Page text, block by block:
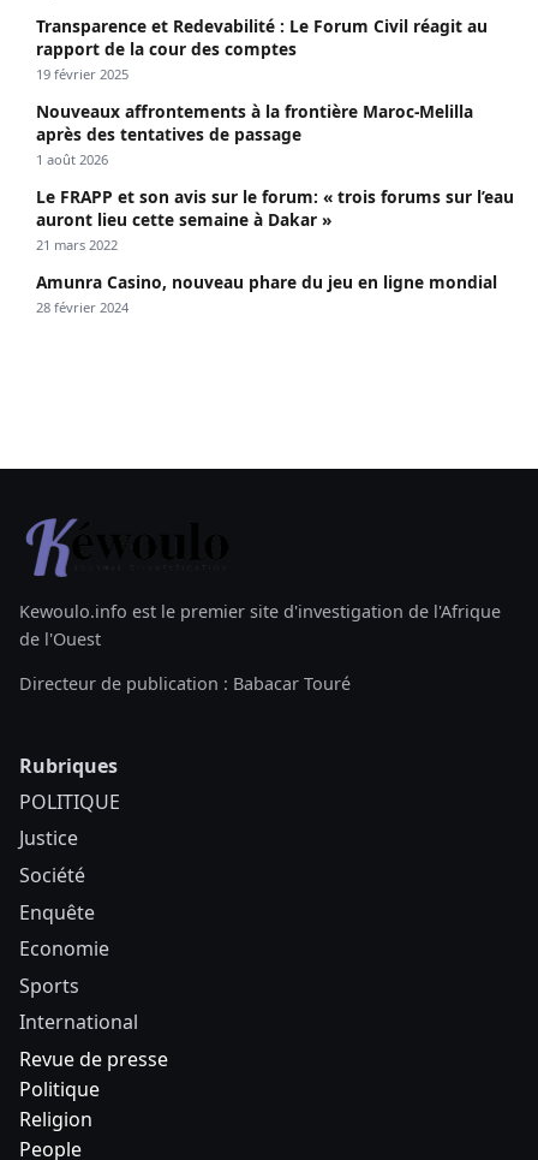
Transparence et Redevabilité : Le Forum Civil réagit au
rapport de la cour des comptes
19 février 2025
Nouveaux affrontements à la frontière Maroc-Melilla
après des tentatives de passage
1 août 2026
Le FRAPP et son avis sur le forum: « trois forums sur l’eau
auront lieu cette semaine à Dakar »
21 mars 2022
Amunra Casino, nouveau phare du jeu en ligne mondial
28 février 2024
Kewoulo.info est le premier site d'investigation de l'Afrique
de l'Ouest
Directeur de publication : Babacar Touré
Rubriques
POLITIQUE
Justice
Société
Enquête
Economie
Sports
International
Revue de presse
Politique
Religion
People